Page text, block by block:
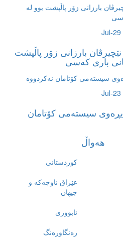
بارزانی زۆر پاڵپشت
باری کەسی
سیستەمی کۆتامان
هەواڵ
کوردستانی
عێراق ناوچەکە و
جیهان
ئابووری
رەنگاورەنگ